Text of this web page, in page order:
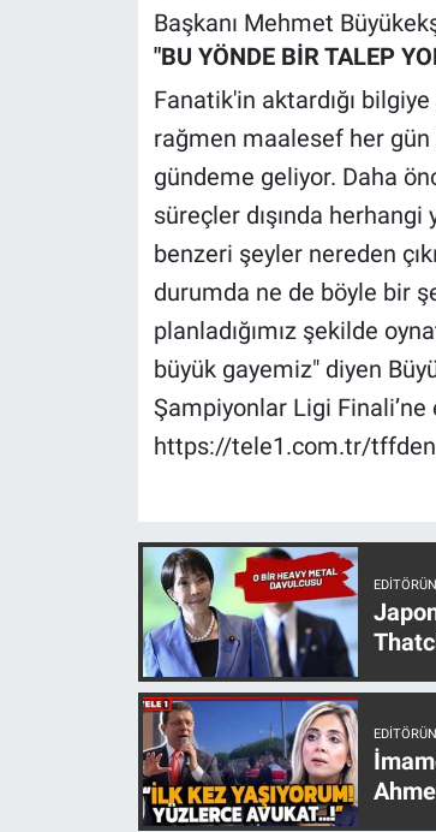
Başkanı Mehmet
"BU YÖNDE BİR TALEP
Fanatik'in aktardığı
rağmen maalesef her
gündeme geliyor. Daha
süreçler dışında
benzeri şeyler nereden
durumda ne de böyle bir
planladığımız şekilde
büyük gayemiz" diyen
Şampiyonlar Ligi
https://tele1.com.tr/
Kültür Sanat
Programlar
Teknoloji
Türkiye'nin Gündemi
Yerel Gündem
Yerel Yaşam
Canlı Yayın